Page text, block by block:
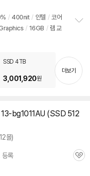
/ 400nit / 인텔 / 코어
/ 16GB / 램 교
기
SSD 4TB
3,001,920원
더보기
bg1011AU (SSD 512
몰)
록
관